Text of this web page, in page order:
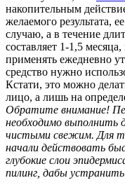
накопительным
желаемого результата,
случаю, а в течение
составляет 1-1,5
применять ежедневно
средство нужно
Кстати, это можно
лицо, а лишь на
Обратите внимание!
необходимо
чистыми свежим. Для
начали действовать
глубокие слои
пилинг, дабы